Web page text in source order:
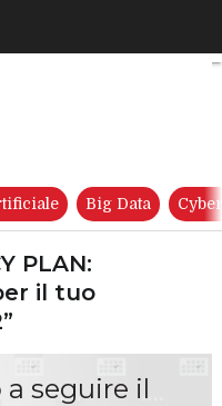
EMERGENCY
Big Data
PLAN:
il tuo
seguire il